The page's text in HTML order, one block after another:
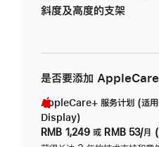
斜度及高度的支架
是否要添加
AppleCare+ 服务计划 (适
Display)
RMB 1,249 或 RMB 53/月